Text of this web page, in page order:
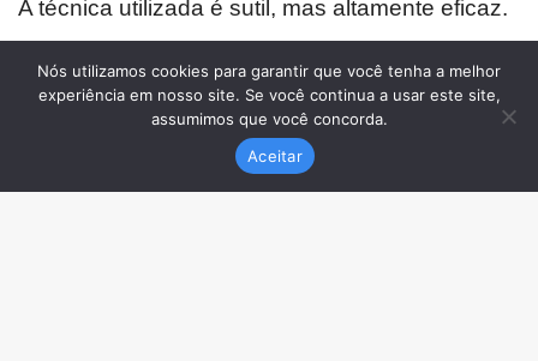
Nós utilizamos cookies para garantir que você tenha a melhor
experiência em nosso site. Se você continua a usar este site,
assumimos que você concorda.
Aceitar